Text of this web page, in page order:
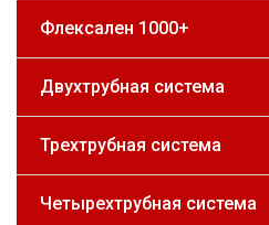
Флексален 1000+
Двухтрубная система
Трехтрубная система
Четырехтрубная система